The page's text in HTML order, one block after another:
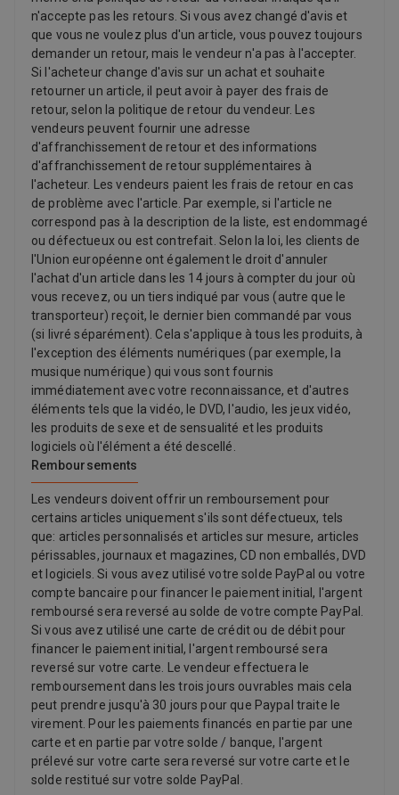
n'accepte pas les retours. Si vous avez changé d'avis et
que vous ne voulez plus d'un article, vous pouvez toujours
demander un retour, mais le vendeur n'a pas à l'accepter.
Si l'acheteur change d'avis sur un achat et souhaite
retourner un article, il peut avoir à payer des frais de
retour, selon la politique de retour du vendeur. Les
vendeurs peuvent fournir une adresse
d'affranchissement de retour et des informations
d'affranchissement de retour supplémentaires à
l'acheteur. Les vendeurs paient les frais de retour en cas
de problème avec l'article. Par exemple, si l'article ne
correspond pas à la description de la liste, est endommagé
ou défectueux ou est contrefait. Selon la loi, les clients de
l'Union européenne ont également le droit d'annuler
l'achat d'un article dans les 14 jours à compter du jour où
vous recevez, ou un tiers indiqué par vous (autre que le
transporteur) reçoit, le dernier bien commandé par vous
(si livré séparément). Cela s'applique à tous les produits, à
l'exception des éléments numériques (par exemple, la
musique numérique) qui vous sont fournis
immédiatement avec votre reconnaissance, et d'autres
éléments tels que la vidéo, le DVD, l'audio, les jeux vidéo,
les produits de sexe et de sensualité et les produits
logiciels où l'élément a été descellé.
Remboursements
Les vendeurs doivent offrir un remboursement pour
certains articles uniquement s'ils sont défectueux, tels
que: articles personnalisés et articles sur mesure, articles
périssables, journaux et magazines, CD non emballés, DVD
et logiciels. Si vous avez utilisé votre solde PayPal ou votre
compte bancaire pour financer le paiement initial, l'argent
remboursé sera reversé au solde de votre compte PayPal.
Si vous avez utilisé une carte de crédit ou de débit pour
financer le paiement initial, l'argent remboursé sera
reversé sur votre carte. Le vendeur effectuera le
remboursement dans les trois jours ouvrables mais cela
peut prendre jusqu'à 30 jours pour que Paypal traite le
virement. Pour les paiements financés en partie par une
carte et en partie par votre solde / banque, l'argent
prélevé sur votre carte sera reversé sur votre carte et le
solde restitué sur votre solde PayPal.